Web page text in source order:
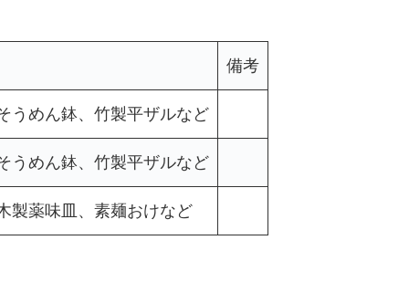
備考
うめん鉢、竹製平ザルなど
うめん鉢、竹製平ザルなど
製薬味皿、素麺おけなど